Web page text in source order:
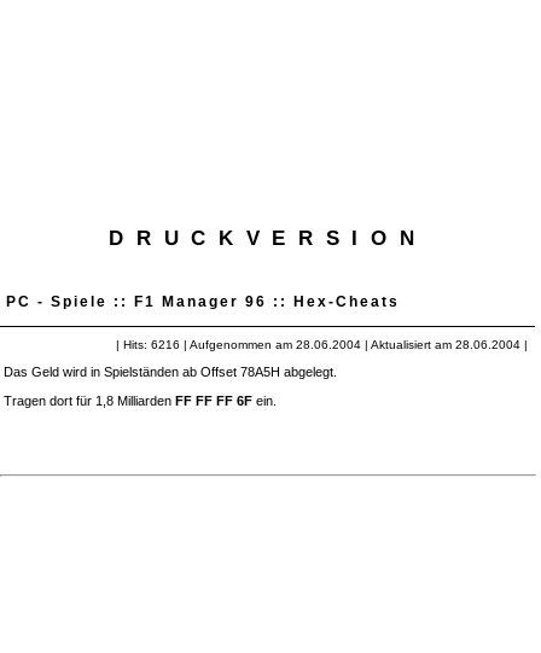
DRUCKVERSION
PC - Spiele :: F1 Manager 96 :: Hex-Cheats
| Hits: 6216 | Aufgenommen am 28.06.2004 | Aktualisiert am 28.06.2004 |
Das Geld wird in Spielständen ab Offset 78A5H abgelegt.
Tragen dort für 1,8 Milliarden FF FF FF 6F ein.